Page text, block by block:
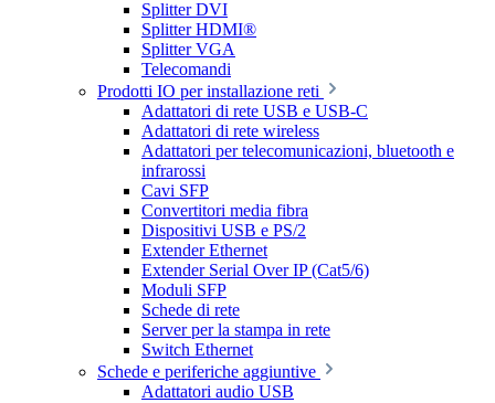
Splitter DVI
Splitter HDMI®
Splitter VGA
Telecomandi
Prodotti IO per installazione reti
Adattatori di rete USB e USB-C
Adattatori di rete wireless
Adattatori per telecomunicazioni, bluetooth e
infrarossi
Cavi SFP
Convertitori media fibra
Dispositivi USB e PS/2
Extender Ethernet
Extender Serial Over IP (Cat5/6)
Moduli SFP
Schede di rete
Server per la stampa in rete
Switch Ethernet
Schede e periferiche aggiuntive
Adattatori audio USB